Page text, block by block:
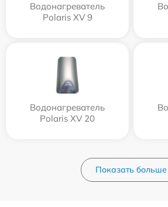
Водонагреватель
Polaris XV 9
Водонагреватель
Polaris XV 20
Показать больше